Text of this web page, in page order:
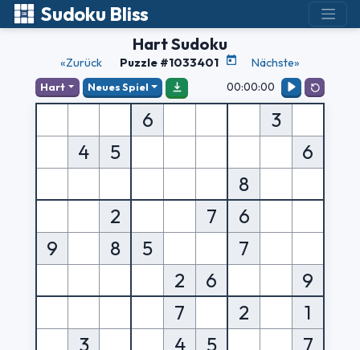
Sudoku Bliss
Hart Sudoku
«Zurück Puzzle #1033401 Nächste»
Hart Neues Spiel 00:00:00
6
3
4
5
6
8
2
7
6
9
8 5
7
2
6
9
7
2
1
3
4 5
7